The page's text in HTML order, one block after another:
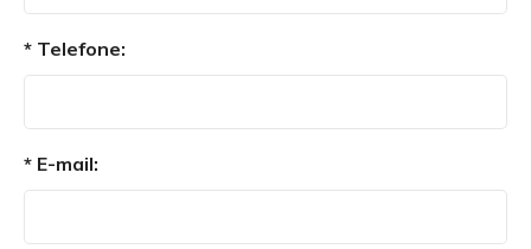
* Telefone:
* E-mail: